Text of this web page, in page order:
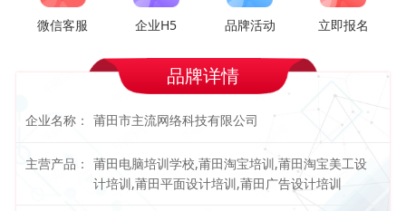
微信客服 企业H5 品牌活动 立即报名
品牌详情
企业名称： 莆田市主流网络科技有限公司
主营产品： 莆田电脑培训学校,莆田淘宝培训,莆田淘宝美工设
计培训,莆田平面设计培训,莆田广告设计培训